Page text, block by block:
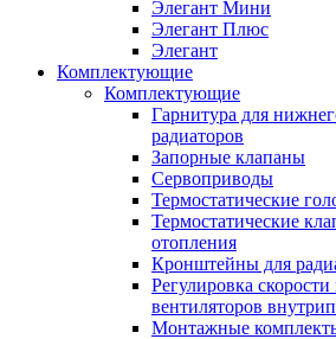
Элегант Мини
Элегант Плюс
Элегант
Комплектующие
Комплектующие
Гарнитура для
радиаторов
Запорные клапаны
Сервоприводы
Термостатические
Термостатические
отопления
Кронштейны для
Регулировка
вентиляторов
Монтажные